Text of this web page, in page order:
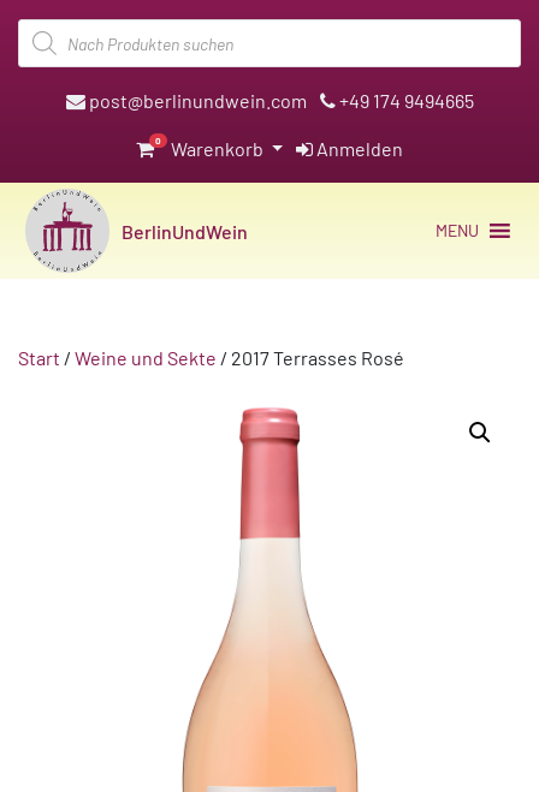
Products
search
post@berlinundwein.com +49 174 9494665
0 Warenkorb Anmelden
BerlinUndWein MENU
Start / Weine und Sekte / 2017 Terrasses Rosé